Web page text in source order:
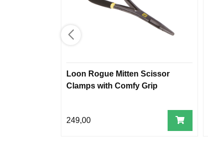
Loon Rogue Mitten Scissor
Clamps with Comfy Grip
249,00